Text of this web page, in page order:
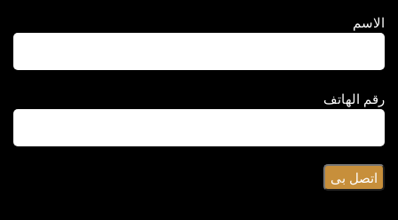
الاسم
رقم الهاتف